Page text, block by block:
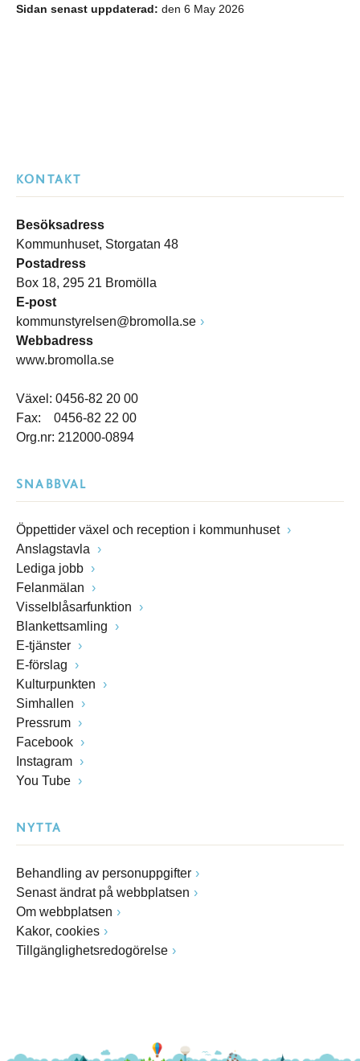
Sidan senast uppdaterad: den 6 May 2026
KONTAKT
Besöksadress
Kommunhuset, Storgatan 48
Postadress
Box 18, 295 21 Bromölla
E-post
kommunstyrelsen@bromolla.se
Webbadress
www.bromolla.se
Växel: 0456-82 20 00
Fax: 0456-82 22 00
Org.nr: 212000-0894
SNABBVAL
Öppettider växel och reception i kommunhuset
Anslagstavla
Lediga jobb
Felanmälan
Visselblåsarfunktion
Blankettsamling
E-tjänster
E-förslag
Kulturpunkten
Simhallen
Pressrum
Facebook
Instagram
You Tube
NYTTA
Behandling av personuppgifter
Senast ändrat på webbplatsen
Om webbplatsen
Kakor, cookies
Tillgänglighetsredogörelse